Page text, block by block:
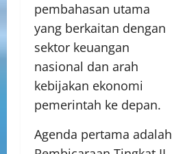
pembahasan utama
yang berkaitan dengan
sektor keuangan
nasional dan arah
kebijakan ekonomi
pemerintah ke depan.
Agenda pertama adalah